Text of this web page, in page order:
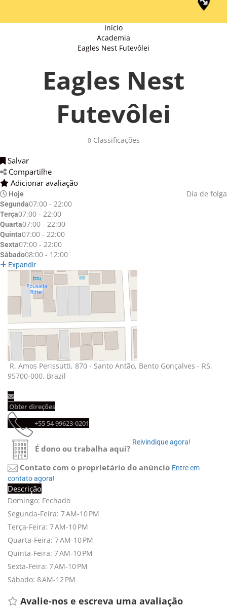
Início
Academia
Eagles Nest Futevôlei
Eagles Nest
Futevôlei
0Classificações
Salvar
Compartilhe
Adicionar avaliação
Hoje Dia de folga
Segunda07:00 - 22:00
Terça07:00 - 22:00
Quarta07:00 - 22:00
Quinta07:00 - 22:00
Sexta07:00 - 22:00
Sábado08:00 - 12:00
Expandir
R. Amos Perissutti, 870 - Santo Antão, Bento Gonçalves - RS,
95700-000, Brazil
Obter direções
+55 54 99623-0201
É dono ou trabalha aqui?
Reivindique agora!
Contato com o proprietário do anúncio Entre em
contato agora!
Descrição
Domingo: Fechado
Segunda-Feira: 7 AM-10 PM
Terça-Feira: 7 AM-10 PM
Quarta-Feira: 7 AM-10 PM
Quinta-Feira: 7 AM-10 PM
Sexta-Feira: 7 AM-10 PM
Sábado: 8 AM-12 PM
Avalie-nos e escreva uma avaliação